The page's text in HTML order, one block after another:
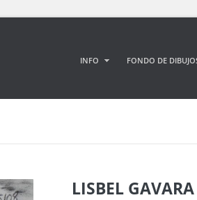
INFO FONDO DE
LISBEL